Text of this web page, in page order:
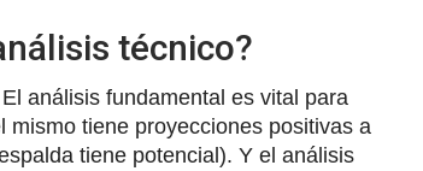
técnico?
análisis fundamental es vital para
tiene proyecciones positivas a
tiene potencial). Y el análisis